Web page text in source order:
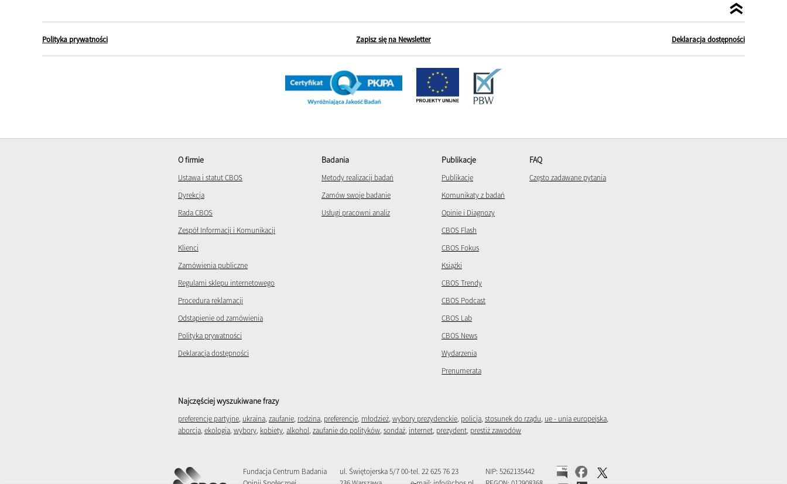
Polityka prywatności Zapisz się na Newsletter Deklaracja dostępności
O firmie
Ustawa i statut CBOS
Dyrekcja
Rada CBOS
Zespół Informacji i Komunikacji
Klienci
Zamówienia publiczne
Regulami sklepu internetowego
Procedura reklamacji
Odstąpienie od zamówienia
Polityka prywatności
Deklaracja dostępności
Badania
Metody realizacji badań
Zamów swoje badanie
Usługi pracowni analiz
Publikacje
Publikacje
Komunikaty z badań
Opinie i Diagnozy
CBOS Flash
CBOS Fokus
Książki
CBOS Trendy
CBOS Podcast
CBOS Lab
CBOS News
Wydarzenia
Prenumerata
FAQ
Często zadawane pytania
Najczęściej wyszukiwane frazy
preferencje partyjne, ukraina, zaufanie, rodzina, preferencje, młodzież, wybory prezydenckie, policja, stosunek do rządu, ue - unia europejska,
aborcja, ekologia, wybory, kobiety, alkohol, zaufanie do polityków, sondaż, internet, prezydent, prestiż zawodów
Fundacja Centrum Badania
ul. Świętojerska 5/7 00-tel. 22 625 76 23
NIP: 5262135442